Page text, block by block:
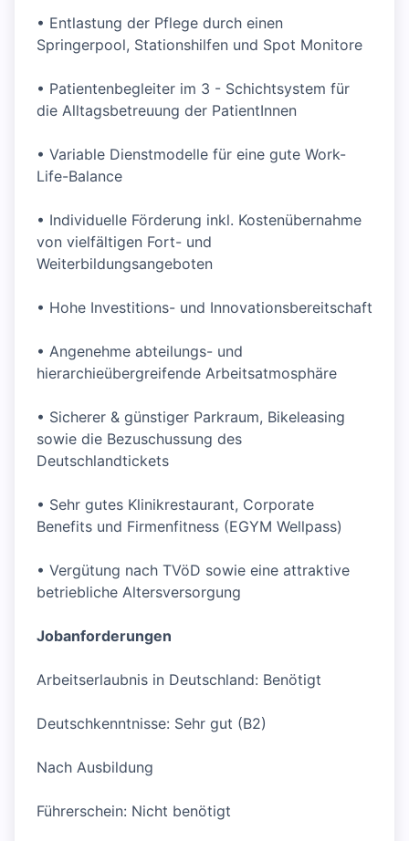
• Entlastung der Pflege durch einen
Springerpool, Stationshilfen und Spot Monitore
• Patientenbegleiter im 3 - Schichtsystem für
die Alltagsbetreuung der PatientInnen
• Variable Dienstmodelle für eine gute Work-
Life-Balance
• Individuelle Förderung inkl. Kostenübernahme
von vielfältigen Fort- und
Weiterbildungsangeboten
• Hohe Investitions- und Innovationsbereitschaft
• Angenehme abteilungs- und
hierarchieübergreifende Arbeitsatmosphäre
• Sicherer & günstiger Parkraum, Bikeleasing
sowie die Bezuschussung des
Deutschlandtickets
• Sehr gutes Klinikrestaurant, Corporate
Benefits und Firmenfitness (EGYM Wellpass)
• Vergütung nach TVöD sowie eine attraktive
betriebliche Altersversorgung
Jobanforderungen
Arbeitserlaubnis in Deutschland: Benötigt
Deutschkenntnisse: Sehr gut (B2)
Nach Ausbildung
Führerschein: Nicht benötigt